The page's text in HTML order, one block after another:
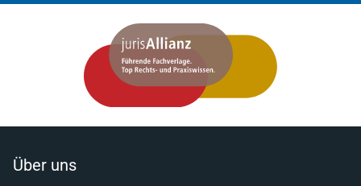
Über uns